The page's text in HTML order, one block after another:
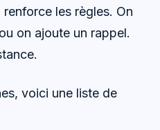
les règles. On
on ajoute un rappel.
voici une liste de